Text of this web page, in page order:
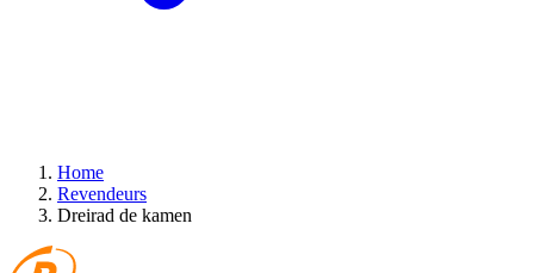
Home
Revendeurs
Dreirad de kamen